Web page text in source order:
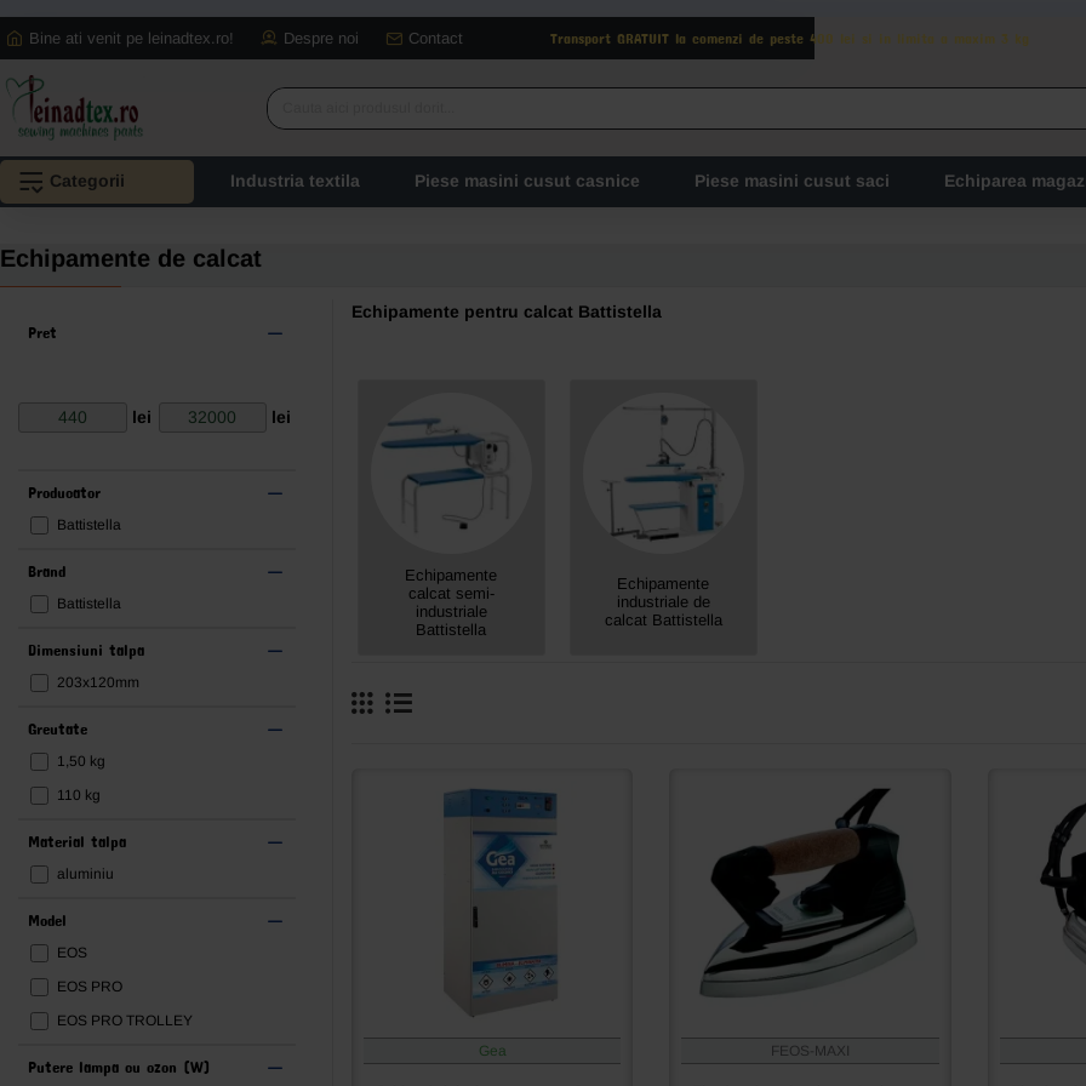
Bine ati venit pe leinadtex.ro! Despre noi Contact Transport GRATUIT la comenzi de peste 400 lei si in limita a maxim 3 kg
Cauta
dorit...
Categorii Industria textila Piese masini cusut casnice Piese masini cusut saci Echiparea
Echipamente de calcat
Pret
lei lei
Producator
Battistella
Brand
Battistella
Dimensiuni talpa
203x120mm
Greutate
1,50 kg
110 kg
Material talpa
aluminiu
Model
EOS
EOS PRO
EOS PRO TROLLEY
Putere lampa cu ozon (W)
Echipamente pentru calcat Battistella
Echipamente
calcat semi-
industriale
Battistella
Echipamente
industriale de
calcat Battistella
Gea FEOS-MAXI